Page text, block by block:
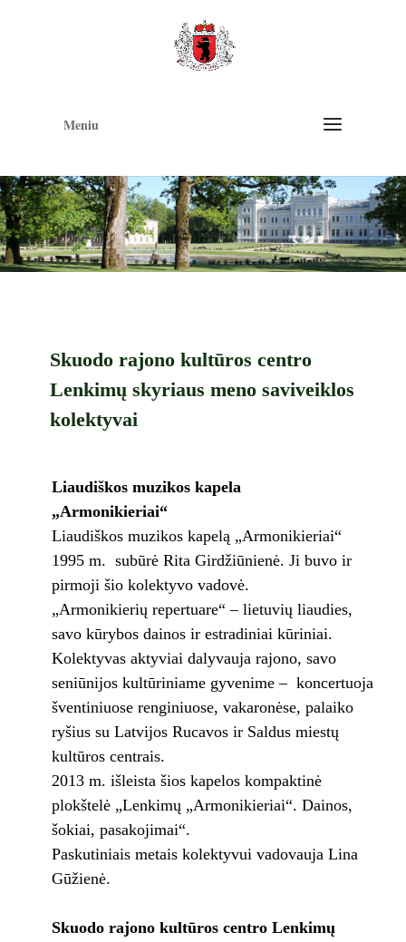
Meniu
Skuodo rajono kultūros centro
Lenkimų skyriaus meno saviveiklos
kolektyvai
Liaudiškos muzikos kapela
„Armonikieriai“
Liaudiškos muzikos kapelą „Armonikieriai“
1995 m. subūrė Rita Girdžiūnienė. Ji buvo ir
pirmoji šio kolektyvo vadovė.
„Armonikierių repertuare“ – lietuvių liaudies,
savo kūrybos dainos ir estradiniai kūriniai.
Kolektyvas aktyviai dalyvauja rajono, savo
seniūnijos kultūriniame gyvenime – koncertuoja
šventiniuose renginiuose, vakaronėse, palaiko
ryšius su Latvijos Rucavos ir Saldus miestų
kultūros centrais.
2013 m. išleista šios kapelos kompaktinė
plokštelė „Lenkimų „Armonikieriai“. Dainos,
šokiai, pasakojimai“.
Paskutiniais metais kolektyvui vadovauja Lina
Gūžienė.
Skuodo rajono kultūros centro Lenkimų